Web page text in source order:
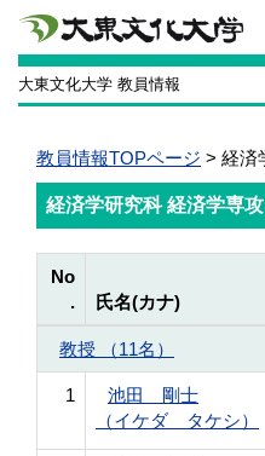
大東文化大学 教員情報
教員情報TOPページ > 経済
経済学研究科 経済学専
No
.
氏名(カナ)
教授 （11名）
1
池田 剛士
（イケダ タケシ）